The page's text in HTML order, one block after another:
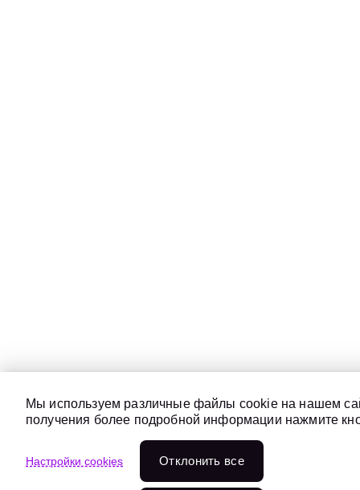
Мы используем различные файлы cookie на нашем
получения более подробной информации нажмите
Настройки cookies Отклонить всe